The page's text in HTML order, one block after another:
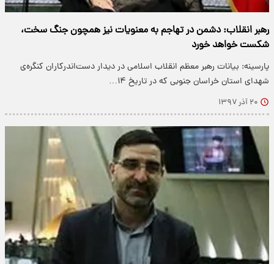
رهبر انقلاب: دشمن در تهاجم به معنویات نیز همچون جنگ سخت،
شکست خواهد خورد
پارسینه: بیانات رهبر معظم انقلاب اسلامی در دیدار دست‌اندرکاران کنگره‌ی
شهدای استان خراسان جنوبی که در تاریخ ۱۴…
۲۰ آذر ۱۳۹۷